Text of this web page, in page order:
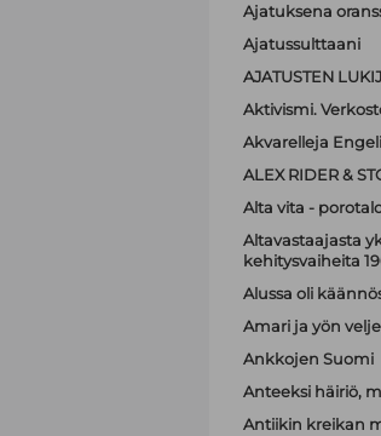
Ajatuksena
Ajatussulttaani
AJATUSTEN
Aktivismi.
Akvarelleja
ALEX RIDER &
Alta vita -
Altavastaajasta
kehitysvaiheita
Alussa oli
Amari ja yön
Ankkojen Suomi
Anteeksi häiriö,
Antiikin kreikan